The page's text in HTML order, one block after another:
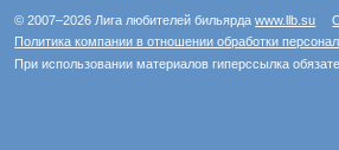
© 2007–2026 Лига любителей бильярдаwww.llb.su
Политика компании в отношении обработки
При использовании материалов гиперссылка